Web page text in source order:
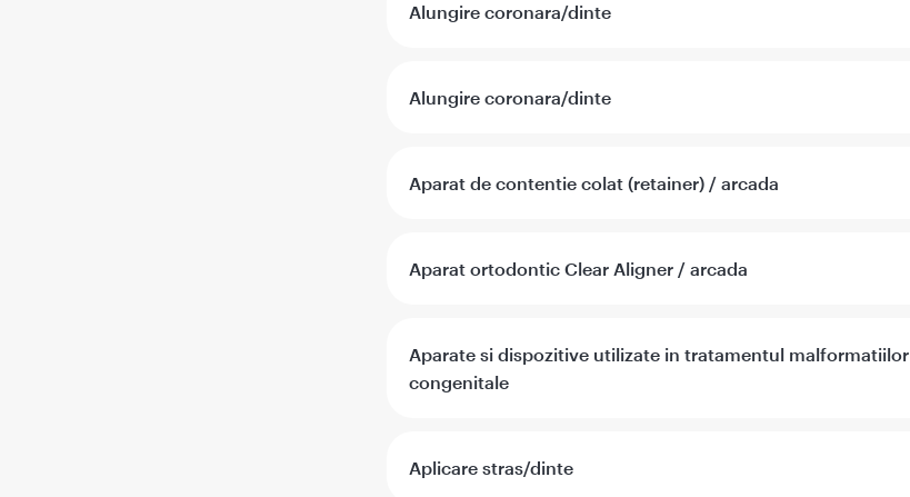
Alungire coronara/dinte
Alungire coronara/dinte
Aparat de contentie colat (retainer) / arcada
Aparat ortodontic Clear Aligner / arcada
Aparate si dispozitive utilizate in tratamentul malformatiilor
congenitale
Aplicare stras/dinte